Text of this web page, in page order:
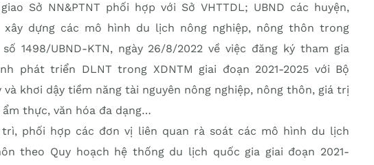
Sở NN&PTNT phối hợp với Sở VHTTDL; UBND các huyện,
xây dựng các mô hình du lịch nông nghiệp, nông thôn trong
1498/UBND-KTN, ngày 26/8/2022 về việc đăng ký tham gia
phát triển DLNT trong XDNTM giai đoạn 2021-2025 với Bộ
và khơi dậy tiềm năng tài nguyên nông nghiệp, nông thôn, giá trị
thực, văn hóa đa dạng…
trì, phối hợp các đơn vị liên quan rà soát các mô hình du lịch
theo Quy hoạch hệ thống du lịch quốc gia giai đoạn 2021-